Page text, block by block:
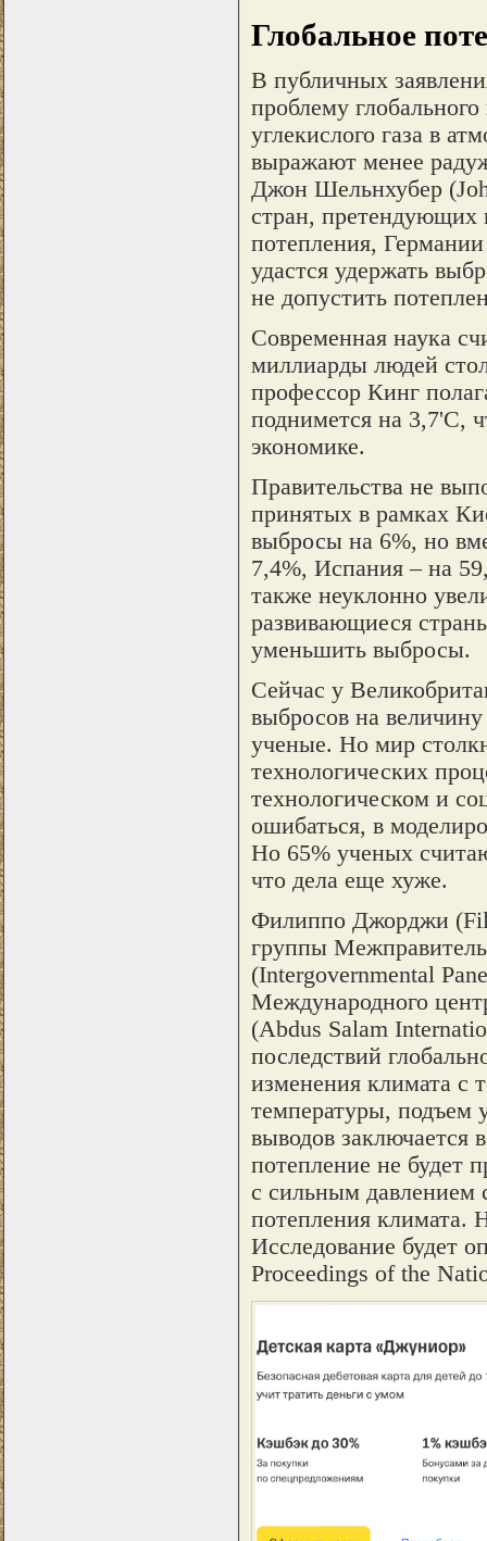
Глобальное
В публичных
проблему
углекислого газа в
выражают менее
Джон Шельнхубер
стран, претендующих
потепления,
удастся удержать
не допустить
Современная наука
миллиарды людей
профессор Кинг
поднимется на 3,7'C,
экономике.
Правительства не
принятых в рамках
выбросы на 6%, но
7,4%, Испания – на
также неуклонно
развивающиеся
уменьшить выбросы.
Сейчас у
выбросов на
ученые. Но мир
технологических
технологическом и
ошибаться, в
Но 65% ученых
что дела еще хуже.
Филиппо Джорджи
группы
(Intergovernmental
Международного
(Abdus Salam
последствий
изменения климата с
температуры, подъем
выводов заключается
потепление не будет
с сильным давлением
потепления климата.
Исследование будет
Proceedings of the